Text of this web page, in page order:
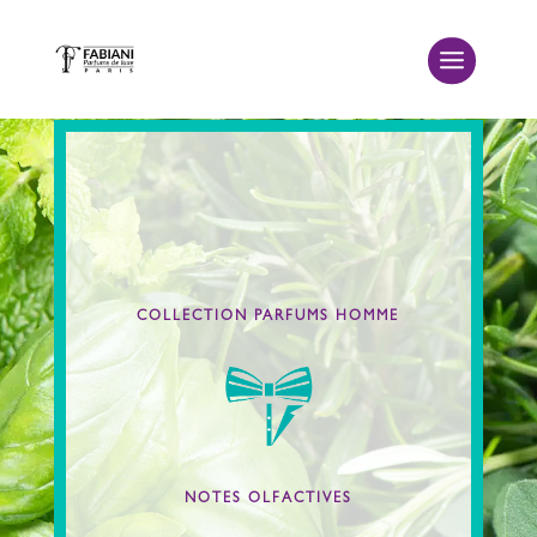
Orientales, Ambrées
Fraîches
Orientaux
COLLECTION PARFUMS HOMME
NOTES OLFACTIVES